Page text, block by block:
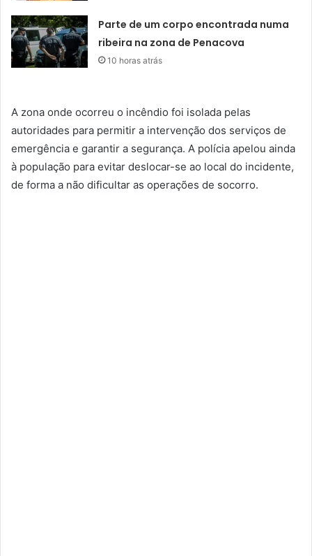
Parte de um corpo encontrada numa
ribeira na zona de Penacova
10 horas atrás
A zona onde ocorreu o incêndio foi isolada pelas
autoridades para permitir a intervenção dos serviços de
emergência e garantir a segurança. A polícia apelou ainda
à população para evitar deslocar-se ao local do incidente,
de forma a não dificultar as operações de socorro.